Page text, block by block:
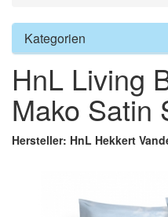
Kategorien
HnL Living
Mako Satin
Hersteller: HnL Hekkert